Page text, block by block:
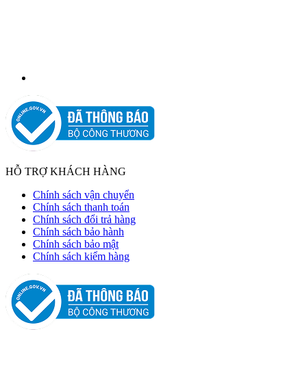
HỖ TRỢ KHÁCH HÀNG
Chính sách vận chuyển
Chính sách thanh toán
Chính sách đổi trả hàng
Chính sách bảo hành
Chính sách bảo mật
Chính sách kiểm hàng